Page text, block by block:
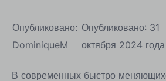
Опубликовано:
DominiqueM
Опубликовано: 31
октября 2024 года
В современных быстро